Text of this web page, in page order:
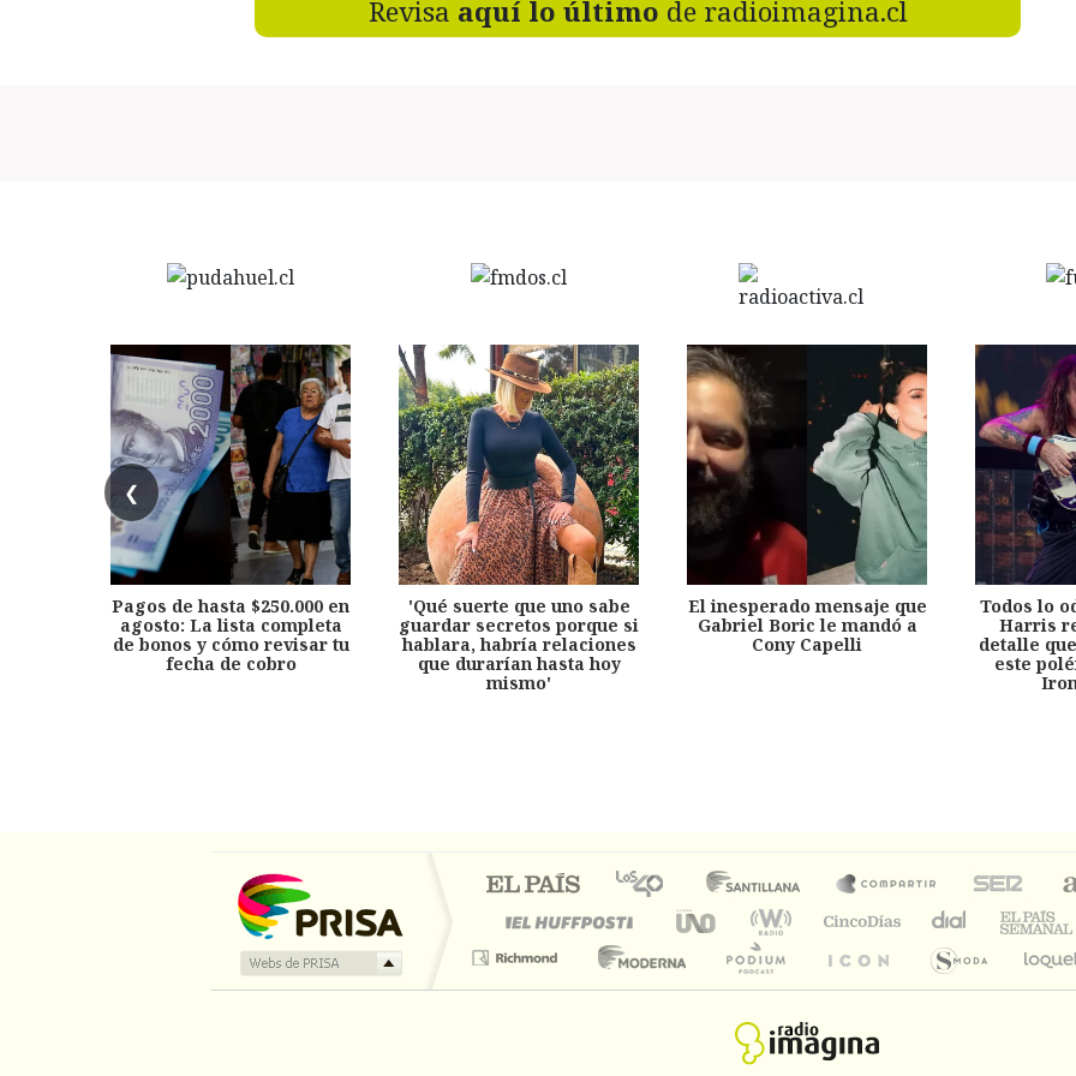
Revisa aquí lo último de radioimagina.cl
❮
Pagos de hasta $250.000 en
agosto: La lista completa
de bonos y cómo revisar tu
fecha de cobro
'Qué suerte que uno sabe
guardar secretos porque si
hablara, habría relaciones
que durarían hasta hoy
mismo'
El inesperado mensaje que
Gabriel Boric le mandó a
Cony Capelli
Todos lo
Harris
detalle
este